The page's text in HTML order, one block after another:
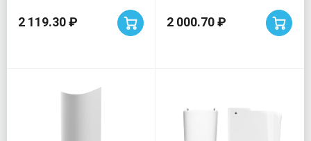
2 119.30 ₽ 2 000.70 ₽